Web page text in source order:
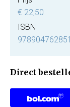
€ 22,50
ISBN
Direct